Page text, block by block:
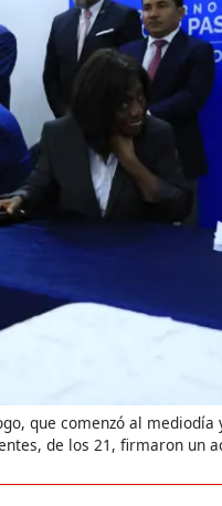
que comenzó al
de los 21, firmaron un
deja
Un
7,1 se
julio
al sur